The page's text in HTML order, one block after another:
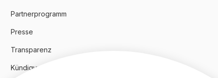
Partnerprogramm
Presse
Transparenz
Kündigungsindex 2024